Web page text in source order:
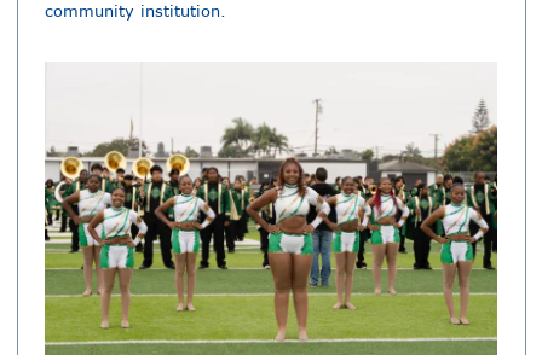
community institution.